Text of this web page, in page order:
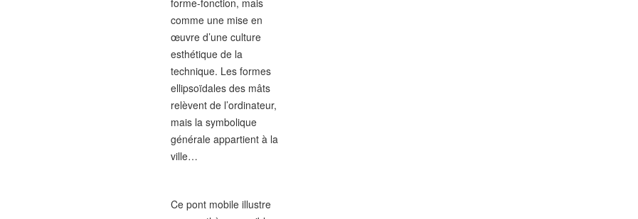
forme-fonction, mais
comme une mise en
œuvre d’une culture
esthétique de la
technique. Les formes
ellipsoïdales des mâts
relèvent de l’ordinateur,
mais la symbolique
générale appartient à la
ville…
Ce pont mobile illustre